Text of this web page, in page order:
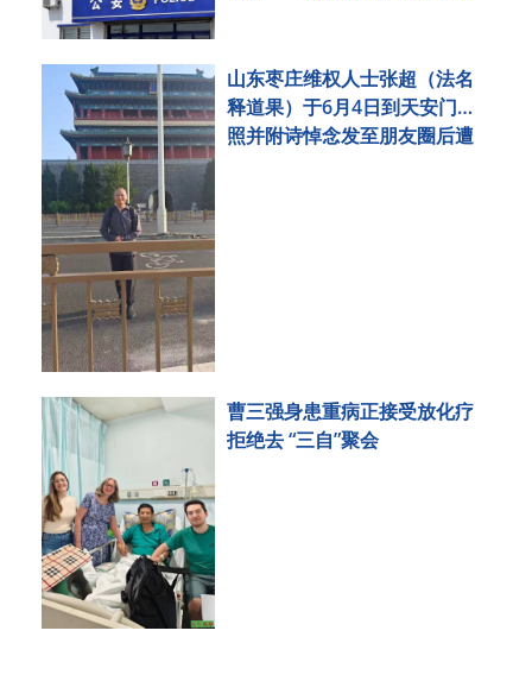
山东枣庄维权人士张超（法名
释道果）于6月4日到天安门拍
照并附诗悼念发至朋友圈后遭
曹三强身患重病正接受放化疗
拒绝去 “三自”聚会